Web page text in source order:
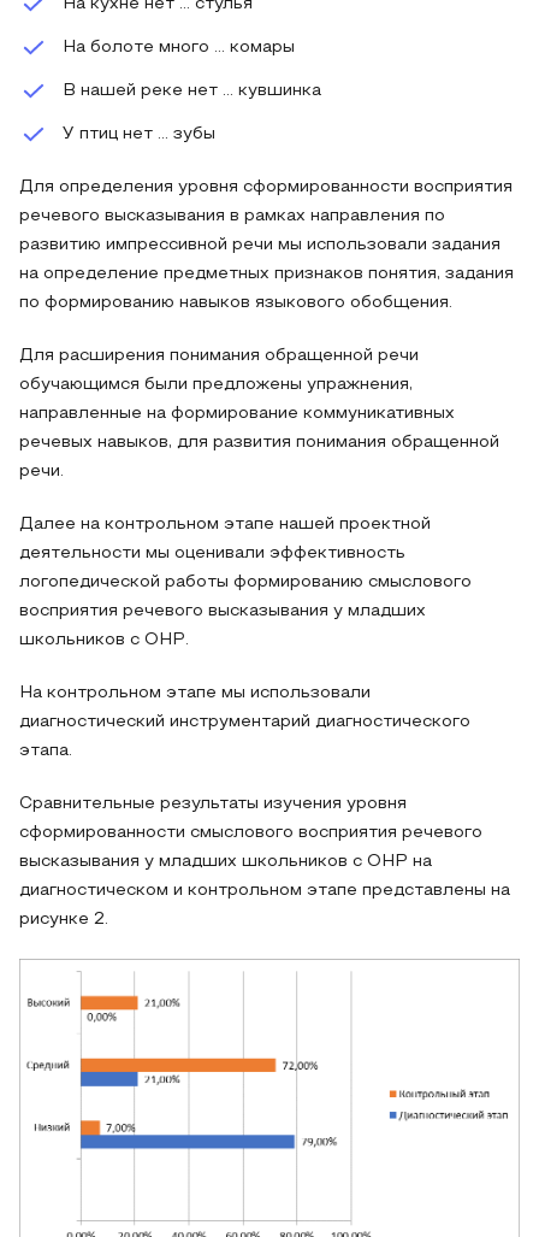
На кухне нет … стулья
На болоте много … комары
В нашей реке нет … кувшинка
У птиц нет … зубы
Для определения уровня сформированности восприятия
речевого высказывания в рамках направления по
развитию импрессивной речи мы использовали задания
на определение предметных признаков понятия, задания
по формированию навыков языкового обобщения.
Для расширения понимания обращенной речи
обучающимся были предложены упражнения,
направленные на формирование коммуникативных
речевых навыков, для развития понимания обращенной
речи.
Далее на контрольном этапе нашей проектной
деятельности мы оценивали эффективность
логопедической работы формированию смыслового
восприятия речевого высказывания у младших
школьников с ОНР.
На контрольном этапе мы использовали
диагностический инструментарий диагностического
этапа.
Сравнительные результаты изучения уровня
сформированности смыслового восприятия речевого
высказывания у младших школьников с ОНР на
диагностическом и контрольном этапе представлены на
рисунке 2.